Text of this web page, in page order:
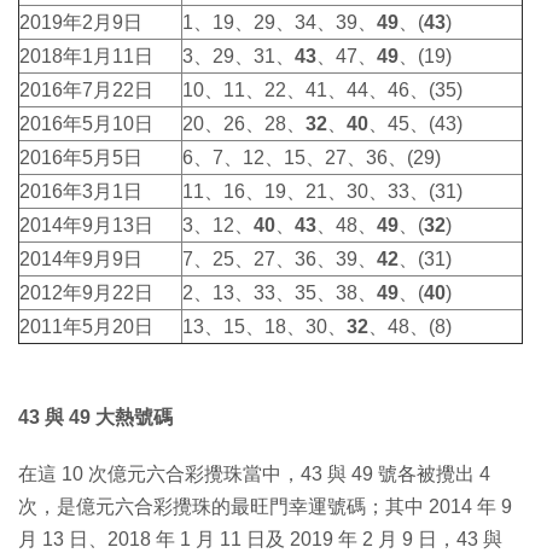
2019年2月9日
1、19、29、34、39、 49 、(43)
2018年1月11日
3、29、31、 43 、47、 49 、(19)
2016年7月22日
10、11、22、41、44、46、(35)
2016年5月10日
20、26、28、 32 40 、45、(43)
2016年5月5日
6、7、12、15、27、36、(29)
2016年3月1日
11、16、19、21、30、33、(31)
2014年9月13日
3、12、 40 43 、48、 49 、(32)
2014年9月9日
7、25、27、36、39、 42 、(31)
2012年9月22日
2、13、33、35、38、 49 、(40)
2011年5月20日
13、15、18、30、 32 、48、(8)
43 與 49 大熱號碼
在這 10 次億元六合彩攪珠當中，43 與 49 號各被攪出 4
次，是億元六合彩攪珠的最旺門幸運號碼；其中 2014 年 9
月 13 日、2018 年 1 月 11 日及 2019 年 2 月 9 日，43 與